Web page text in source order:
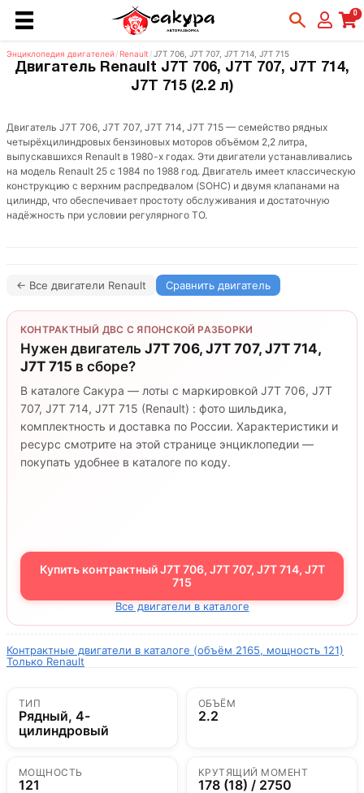
0
Энциклопедия двигателей/ Renault /J7T 706, J7T 707, J7T 714, J7T 715
Двигатель Renault J7T 706, J7T 707, J7T 714,
J7T 715 (2.2 л)
Двигатель J7T 706, J7T 707, J7T 714, J7T 715 — семейство рядных
четырёхцилиндровых бензиновых моторов объёмом 2,2 литра,
выпускавшихся Renault в 1980-х годах. Эти двигатели устанавливались
на модель Renault 25 с 1984 по 1988 год. Двигатель имеет классическую
конструкцию с верхним распредвалом (SOHC) и двумя клапанами на
цилиндр, что обеспечивает простоту обслуживания и достаточную
надёжность при условии регулярного ТО.
← Все двигатели Renault Сравнить двигатель
КОНТРАКТНЫЙ ДВС С ЯПОНСКОЙ РАЗБОРКИ
Нужен двигатель J7T 706, J7T 707, J7T 714,
J7T 715 в сборе?
В каталоге Сакура — лоты с маркировкой J7T 706, J7T
707, J7T 714, J7T 715 (Renault) : фото шильдика,
комплектность и доставка по России. Характеристики и
ресурс смотрите на этой странице энциклопедии —
покупать удобнее в каталоге по коду.
Купить контрактный J7T 706, J7T 707, J7T 714, J7T
715
Все двигатели в каталоге
Контрактные двигатели в каталоге (объём 2165, мощность 121)
Только Renault
ТИП
Рядный, 4-
цилиндровый
ОБЪЁМ
2.2
МОЩНОСТЬ
121
КРУТЯЩИЙ МОМЕНТ
178 (18) / 2750